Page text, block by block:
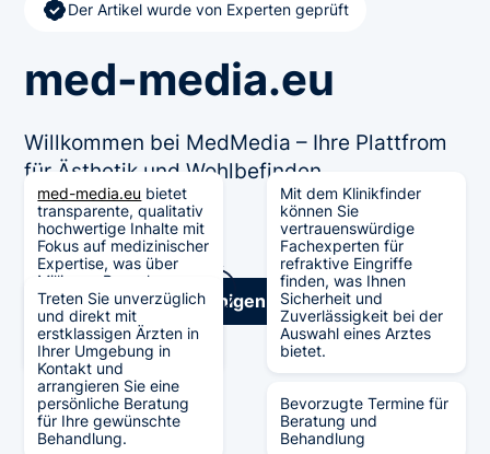
Der Artikel wurde von Experten geprüft
med-media.eu
Willkommen bei MedMedia – Ihre Plattfrom
für Ästhetik und Wohlbefinden
JetztExperteinwenigen Sekundenfinden!
med-media.eu bietet
transparente, qualitativ
hochwertige Inhalte mit
Fokus auf medizinischer
Expertise, was über
Millionen Besucher
generiert hat und zu
Berichterstattungen in
verschiedenen Medien
führt.
Verifiziert
durch Experten
Mit dem Klinikfinder
können Sie
vertrauenswürdige
Fachexperten für
refraktive Eingriffe
finden, was Ihnen
Sicherheit und
Zuverlässigkeit bei der
Auswahl eines Arztes
bietet.
Große Auswahl
an Fachexperten
Treten Sie unverzüglich
und direkt mit
erstklassigen Ärzten in
Ihrer Umgebung in
Kontakt und
arrangieren Sie eine
persönliche Beratung
für Ihre gewünschte
Behandlung.
Bevorzugte Termine für
Beratung und
Behandlung